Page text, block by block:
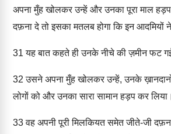
अपना मुँह खोलकर उन्हें और उनका पूरा माल
दफ़ना दे तो इसका मतलब होगा कि इन आदमियों
31 यह बात कहते ही उनके नीचे की ज़मीन फट
32 उसने अपना मुँह खोलकर उन्हें, उनके
लोगों को और उनका सारा सामान हड़प कर लिया।
33वह अपनी पूरी मिलकियत समेत जीते-जी